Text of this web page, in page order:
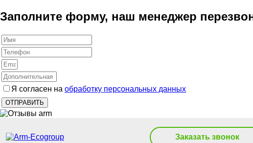
Заполните форму, наш менеджер
Я согласен на обработку персональных данных
Заказать звонок